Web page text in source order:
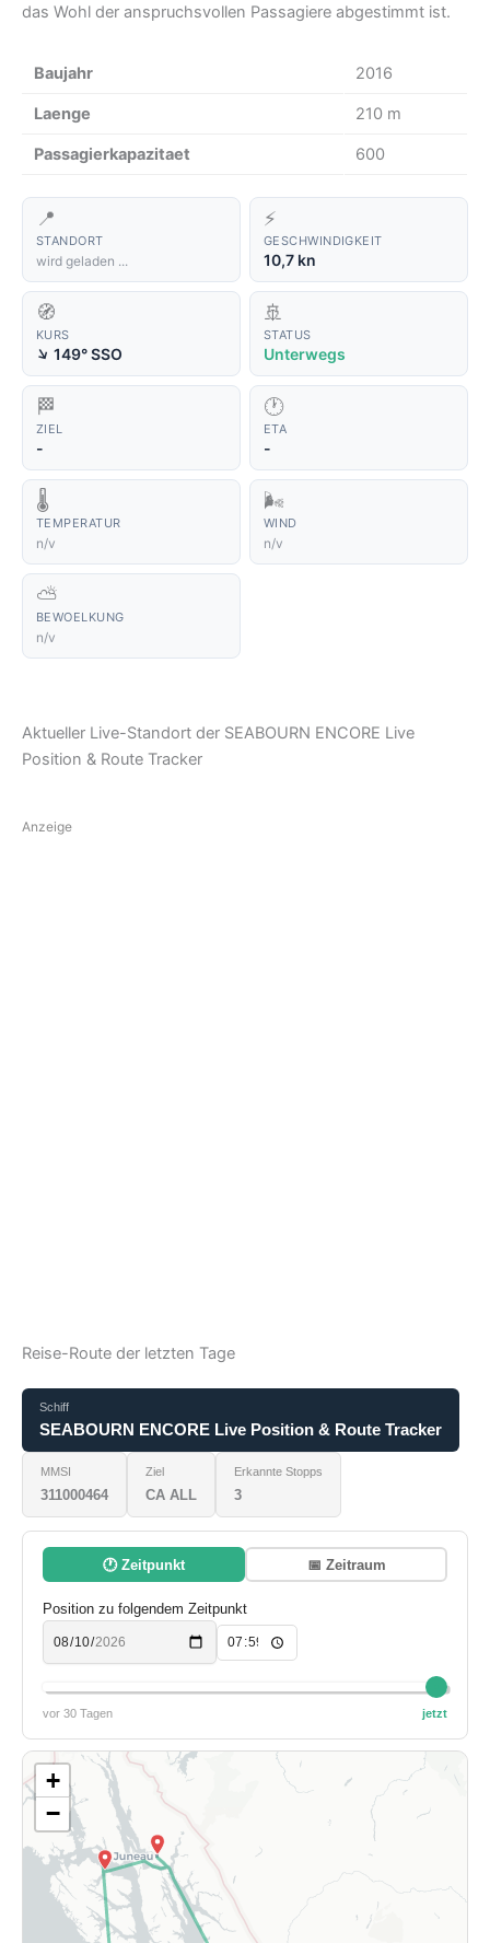
das Wohl der anspruchsvollen Passagiere abgestimmt ist.
Baujahr 2016
Laenge 210 m
Passagierkapazitaet 600
📍
STANDORT
wird geladen ...
⚡
GESCHWINDIGKEIT
10,7 kn
🧭
KURS
↑149° SSO
🚢
STATUS
Unterwegs
🏁
ZIEL
-
🕐
ETA
-
🌡️
TEMPERATUR
n/v
🌬️
WIND
n/v
⛅
BEWOELKUNG
n/v
Aktueller Live-Standort der SEABOURN ENCORE Live
Position & Route Tracker
Anzeige
Reise-Route der letzten Tage
Schiff
SEABOURN ENCORE Live Position & Route Tracker
MMSI
311000464
Ziel
CA ALL
Erkannte Stopps
3
🕐 Zeitpunkt 📅 Zeitraum
Position zu folgendem Zeitpunkt
vor 30 Tagen jetzt
+
−